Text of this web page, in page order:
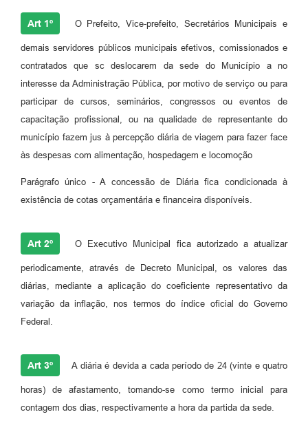
Art 1º O Prefeito, Vice-prefeito, Secretários Municipais e
demais servidores públicos municipais efetivos, comissionados e
contratados que sc deslocarem da sede do Município a no
interesse da Administração Pública, por motivo de serviço ou para
participar de cursos, seminários, congressos ou eventos de
capacitação profissional, ou na qualidade de representante do
município fazem jus à percepção diária de viagem para fazer face
às despesas com alimentação, hospedagem e locomoção
Parágrafo único - A concessão de Diária fica condicionada à
existência de cotas orçamentária e financeira disponíveis.
Art 2º O Executivo Municipal fica autorizado a atualizar
periodicamente, através de Decreto Municipal, os valores das
diárias, mediante a aplicação do coeficiente representativo da
variação da inflação, nos termos do índice oficial do Governo
Federal.
Art 3º A diária é devida a cada período de 24 (vinte e quatro
horas) de afastamento, tomando-se como termo inicial para
contagem dos dias, respectivamente a hora da partida da sede.